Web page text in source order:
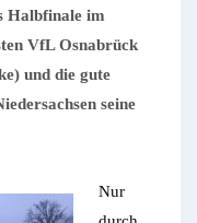
Halbfinale im
VfL Osnabrück
und die gute
seine
Nur